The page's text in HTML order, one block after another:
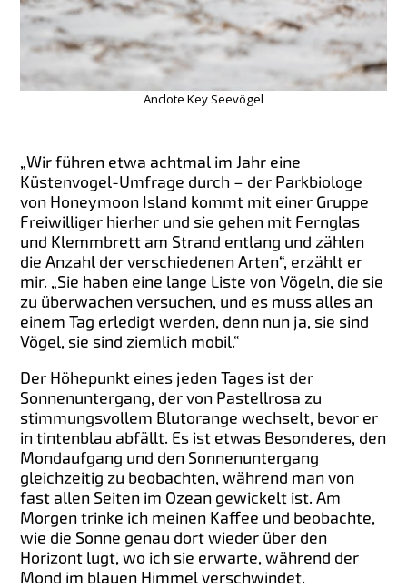
Anclote Key Seevögel
„Wir führen etwa achtmal im Jahr eine
Küstenvogel-Umfrage durch – der Parkbiologe
von Honeymoon Island kommt mit einer Gruppe
Freiwilliger hierher und sie gehen mit Fernglas
und Klemmbrett am Strand entlang und zählen
die Anzahl der verschiedenen Arten“, erzählt er
mir. „Sie haben eine lange Liste von Vögeln, die sie
zu überwachen versuchen, und es muss alles an
einem Tag erledigt werden, denn nun ja, sie sind
Vögel, sie sind ziemlich mobil.“
Der Höhepunkt eines jeden Tages ist der
Sonnenuntergang, der von Pastellrosa zu
stimmungsvollem Blutorange wechselt, bevor er
in tintenblau abfällt. Es ist etwas Besonderes, den
Mondaufgang und den Sonnenuntergang
gleichzeitig zu beobachten, während man von
fast allen Seiten im Ozean gewickelt ist. Am
Morgen trinke ich meinen Kaffee und beobachte,
wie die Sonne genau dort wieder über den
Horizont lugt, wo ich sie erwarte, während der
Mond im blauen Himmel verschwindet.